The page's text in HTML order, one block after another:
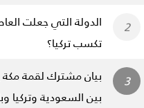
الدولة التي جعلت
تكسب تركيا؟
بيان مشترك لقمة مكة
بين السعودية وتركيا